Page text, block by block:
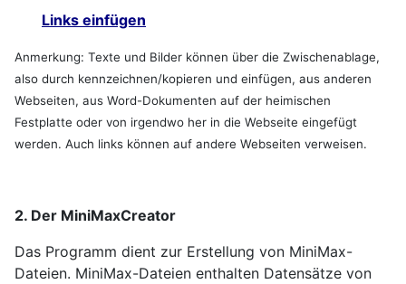
Links einfügen
Anmerkung: Texte und Bilder können über die Zwischenablage,
also durch kennzeichnen/kopieren und einfügen, aus anderen
Webseiten, aus Word-Dokumenten auf der heimischen
Festplatte oder von irgendwo her in die Webseite eingefügt
werden. Auch links können auf andere Webseiten verweisen.
2. Der MiniMaxCreator
Das Programm dient zur Erstellung von MiniMax-
Dateien. MiniMax-Dateien enthalten Datensätze von